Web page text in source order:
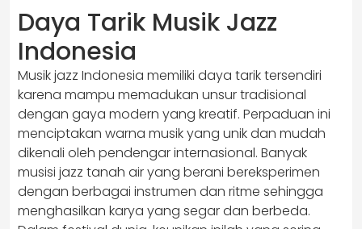
Daya Tarik Musik Jazz
Indonesia
Musik jazz Indonesia memiliki daya tarik tersendiri
karena mampu memadukan unsur tradisional
dengan gaya modern yang kreatif. Perpaduan ini
menciptakan warna musik yang unik dan mudah
dikenali oleh pendengar internasional. Banyak
musisi jazz tanah air yang berani bereksperimen
dengan berbagai instrumen dan ritme sehingga
menghasilkan karya yang segar dan berbeda.